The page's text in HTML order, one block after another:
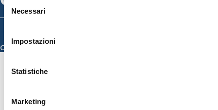
delNecessari
Impostazioni
Statistiche
Marketing
Specializzazione)
Credits